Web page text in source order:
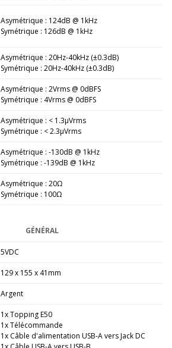
Asymétrique : 124dB @ 1kHz
Symétrique : 126dB @ 1kHz
Asymétrique : 20Hz-40kHz (±0.3dB)
Symétrique : 20Hz-40kHz (±0.3dB)
Asymétrique : 2Vrms @ 0dBFS
Symétrique : 4Vrms @ 0dBFS
Asymétrique : < 1.3µVrms
Symétrique : < 2.3µVrms
Asymétrique : -130dB @ 1kHz
Symétrique : -139dB @ 1kHz
Asymétrique : 20Ω
Symétrique : 100Ω
GÉNÉRAL
5VDC
129 x 155 x 41mm
Argent
1x Topping E50
1x Télécommande
1x Câble d'alimentation USB-A vers Jack DC